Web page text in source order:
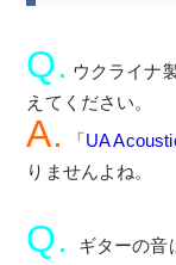
Q. ウクライナ
えてください。
A. 「UA
りませんよね。
Q.
ギターの音